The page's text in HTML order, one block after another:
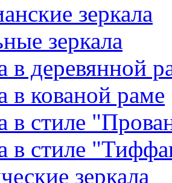
зеркала
зеркала
в деревянной
в кованой раме
в стиле
в стиле
зеркала